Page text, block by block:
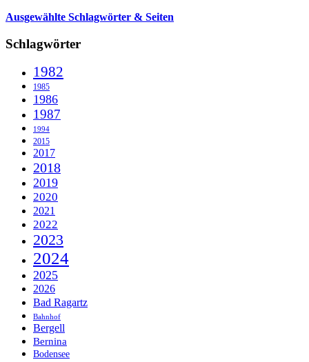
Ausgewählte Schlagwörter & Seiten
Schlagwörter
1982
1985
1986
1987
1994
2015
2017
2018
2019
2020
2021
2022
2023
2024
2025
2026
Bad Ragartz
Bahnhof
Bergell
Bernina
Bodensee